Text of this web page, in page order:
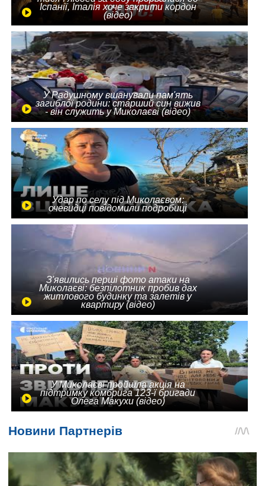
Іспанії, Італія хоче закрити кордон
(відео)
У Радушному вшанували пам'ять
загиблої родини: старший син вижив
- він служить у Миколаєві (відео)
Удар по селу під Миколаєвом:
очевидці повідомили подробиці
З'явились перші фото атаки на
Миколаєві: безпілотник пробив дах
житлового будинку та залетів у
квартиру (відео)
У Миколаєві пройшла акція на
підтримку комбрига 123-ї бригади
Олега Макухи (відео)